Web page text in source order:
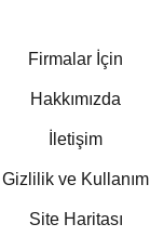
Firmalar İçin
Hakkımızda
İletişim
Gizlilik ve Kullanım
Site Haritası